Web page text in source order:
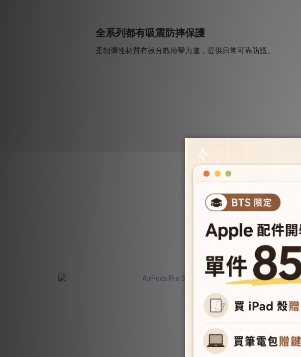
全系列都有吸震防摔保護
柔韌彈性材質有效分散撞擊力道，提供日常可靠防護。
Airy(晶透)